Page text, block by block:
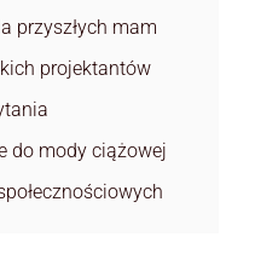
przyszłych mam
projektantów
do mody ciążowej